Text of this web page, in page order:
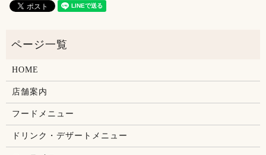
HOME
店舗案内
フードメニュー
ドリンク・デザートメニュー